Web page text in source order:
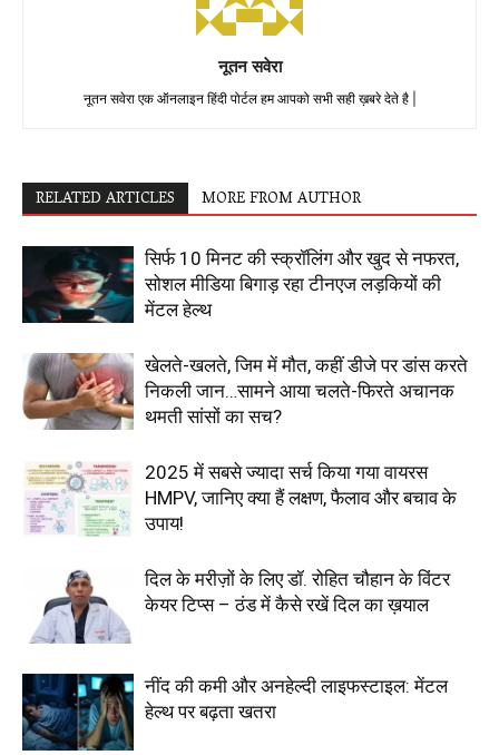
नूतन सवेरा
नूतन सवेरा एक ऑनलाइन हिंदी पोर्टल हम आपको सभी सही ख़बरे देते है |
RELATED ARTICLES MORE FROM AUTHOR
सिर्फ 10 मिनट की स्क्रॉलिंग और खुद से नफरत,
सोशल मीडिया बिगाड़ रहा टीनएज लड़कियों की
मेंटल हेल्थ
खेलते-खलते, जिम में मौत, कहीं डीजे पर डांस करते
निकली जान…सामने आया चलते-फिरते अचानक
थमती सांसों का सच?
2025 में सबसे ज्यादा सर्च किया गया वायरस
HMPV, जानिए क्या हैं लक्षण, फैलाव और बचाव के
उपाय!
दिल के मरीज़ों के लिए डॉ. रोहित चौहान के विंटर
केयर टिप्स – ठंड में कैसे रखें दिल का ख़याल
नींद की कमी और अनहेल्दी लाइफस्टाइल: मेंटल
हेल्थ पर बढ़ता खतरा